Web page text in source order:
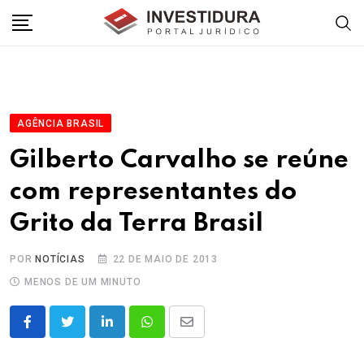
AGÊNCIA BRASIL
Gilberto Carvalho se reúne
com representantes do
Grito da Terra Brasil
POR NOTÍCIAS
22 DE MAIO DE 2013
MENOS DE UM MINUTO
LinkedInWhatsappShare